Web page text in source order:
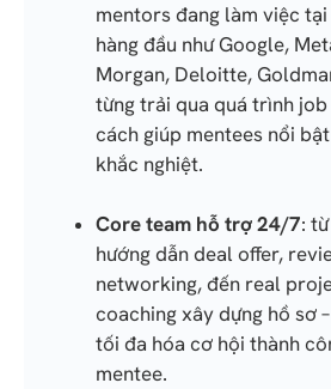
mentors đang làm việc
hàng đầu như Google,
Morgan, Deloitte,
từng trải qua quá trình
cách giúp mentees nổi
khắc nghiệt.
Core team hỗ trợ 24/7:
hướng dẫn deal offer,
networking, đến real
coaching xây dựng hồ sơ
tối đa hóa cơ hội thành
mentee.